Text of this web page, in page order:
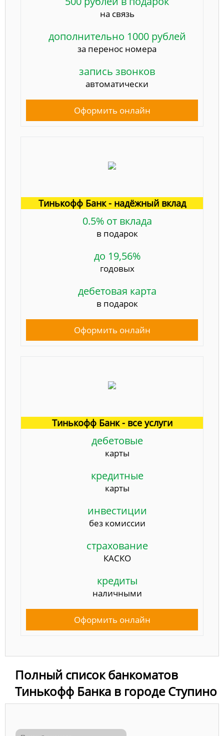
на связь
дополнительно 1000 рублей
за перенос номера
запись звонков
автоматически
Оформить онлайн
Тинькофф Банк - надёжный вклад
0.5% от вклада
в подарок
до 19,56%
годовых
дебетовая карта
в подарок
Оформить онлайн
Тинькофф Банк - все услуги
дебетовые
карты
кредитные
карты
инвестиции
без комиссии
страхование
КАСКО
кредиты
наличными
Оформить онлайн
Полный список банкоматов
Тинькофф Банка в городе Ступино